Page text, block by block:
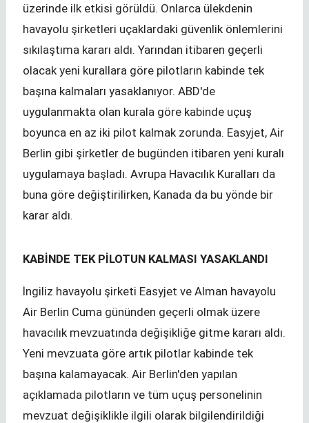
üzerinde ilk etkisi görüldü. Onlarca ülekdenin
havayolu şirketleri uçaklardaki güvenlik önlemlerini
sıkılaştıma kararı aldı. Yarından itibaren geçerli
olacak yeni kurallara göre pilotların kabinde tek
başına kalmaları yasaklanıyor. ABD'de
uygulanmakta olan kurala göre kabinde uçuş
boyunca en az iki pilot kalmak zorunda. Easyjet, Air
Berlin gibi şirketler de bugünden itibaren yeni kuralı
uygulamaya başladı. Avrupa Havacılık Kuralları da
buna göre değiştirilirken, Kanada da bu yönde bir
karar aldı.
KABİNDE TEK PİLOTUN KALMASI YASAKLANDI
İngiliz havayolu şirketi Easyjet ve Alman havayolu
Air Berlin Cuma gününden geçerli olmak üzere
havacılık mevzuatında değişikliğe gitme kararı aldı.
Yeni mevzuata göre artık pilotlar kabinde tek
başına kalamayacak. Air Berlin'den yapılan
açıklamada pilotların ve tüm uçuş personelinin
mevzuat değişiklikle ilgili olarak bilgilendirildiği